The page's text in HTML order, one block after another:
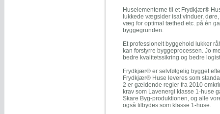
Huselementerne til et Frydkjær®
lukkede vægsider isat vinduer,
væg for optimal tæthed etc. på én
byggegrunden.
Et professionelt byggehold lukker
kan forstyrre byggeprocessen. Jo
bedre kvalitetssikring og bedre
Frydkjær® er selvfølgelig bygget
Frydkjær® Huse leveres som
2 er gældende regler fra 2010
krav som Lavenergi klasse 1-huse
Skare Byg-produktionen, og alle
også tilbydes som klasse 1-huse.